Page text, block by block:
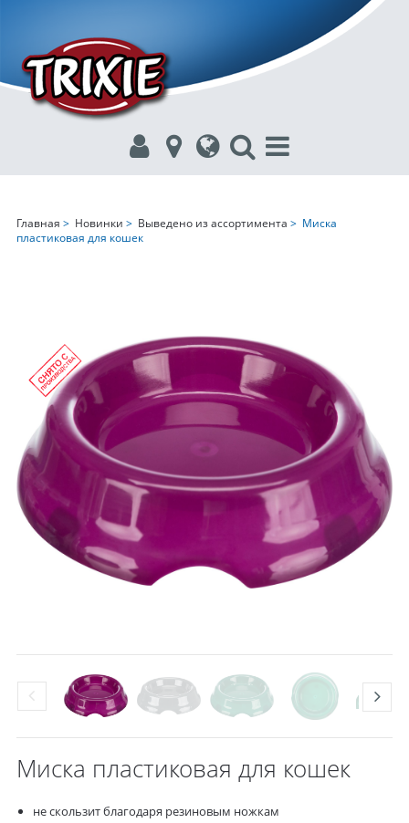
Главная > Новинки > Выведено из ассортимента > Миска
пластиковая для кошек
Миска пластиковая для кошек
не скользит благодаря резиновым ножкам